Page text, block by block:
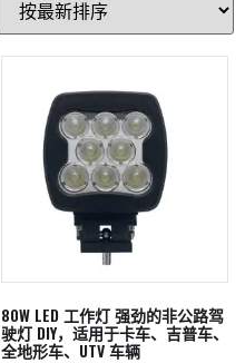
80W LED 工作灯 强劲的非公路驾
驶灯 DIY，适用于卡车、吉普车、
全地形车、UTV 车辆